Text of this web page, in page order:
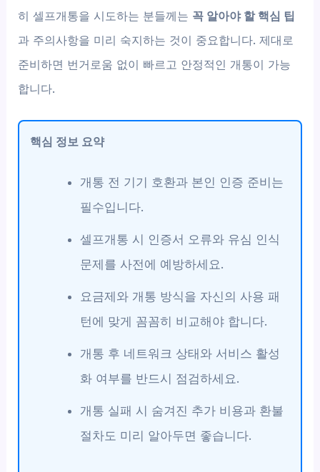
히 셀프개통을 시도하는 분들께는 꼭 알아야 할 핵심 팁
과 주의사항을 미리 숙지하는 것이 중요합니다. 제대로
준비하면 번거로움 없이 빠르고 안정적인 개통이 가능
합니다.
핵심 정보 요약
개통 전 기기 호환과 본인 인증 준비는
필수입니다.
셀프개통 시 인증서 오류와 유심 인식
문제를 사전에 예방하세요.
요금제와 개통 방식을 자신의 사용 패
턴에 맞게 꼼꼼히 비교해야 합니다.
개통 후 네트워크 상태와 서비스 활성
화 여부를 반드시 점검하세요.
개통 실패 시 숨겨진 추가 비용과 환불
절차도 미리 알아두면 좋습니다.